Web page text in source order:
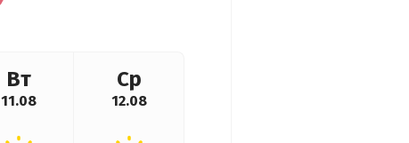
Вт
11.08
Ср
12.08